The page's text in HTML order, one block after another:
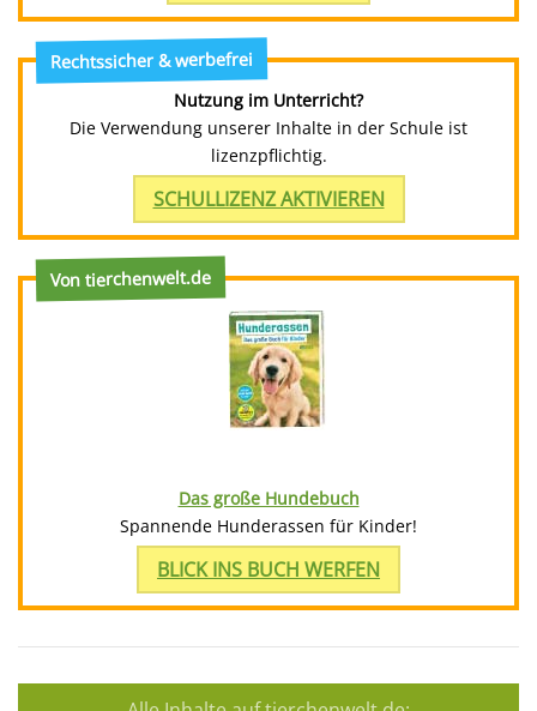
Rechtssicher & werbefrei
Nutzung im Unterricht?
Die Verwendung unserer Inhalte in der Schule ist
lizenzpflichtig.
SCHULLIZENZ AKTIVIEREN
Von tierchenwelt.de
Das große Hundebuch
Spannende Hunderassen für Kinder!
BLICK INS BUCH WERFEN